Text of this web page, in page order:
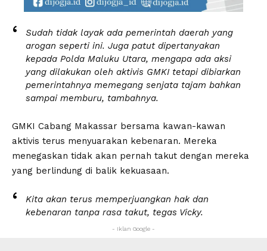
Sudah tidak layak ada pemerintah daerah yang
arogan seperti ini. Juga patut dipertanyakan
kepada Polda Maluku Utara, mengapa ada aksi
yang dilakukan oleh aktivis GMKI tetapi dibiarkan
pemerintahnya memegang senjata tajam bahkan
sampai memburu, tambahnya.
GMKI Cabang Makassar bersama kawan-kawan
aktivis terus menyuarakan kebenaran. Mereka
menegaskan tidak akan pernah takut dengan mereka
yang berlindung di balik kekuasaan.
Kita akan terus memperjuangkan hak dan
kebenaran tanpa rasa takut, tegas Vicky.
- Iklan Google -